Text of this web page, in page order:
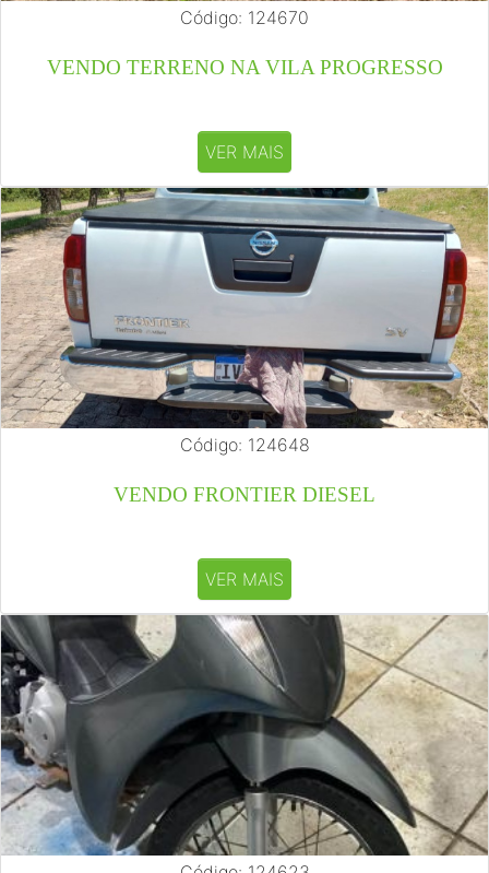
Código: 124670
VENDO TERRENO NA VILA PROGRESSO
VER MAIS
Código: 124648
VENDO FRONTIER DIESEL
VER MAIS